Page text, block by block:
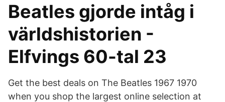
Beatles gjorde intåg i
världshistorien -
Elfvings 60-tal 23
Get the best deals on The Beatles 1967 1970
when you shop the largest online selection at